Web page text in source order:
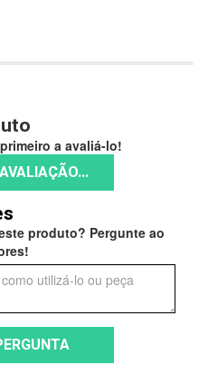
a avaliá-lo!
produto? Pergunte ao